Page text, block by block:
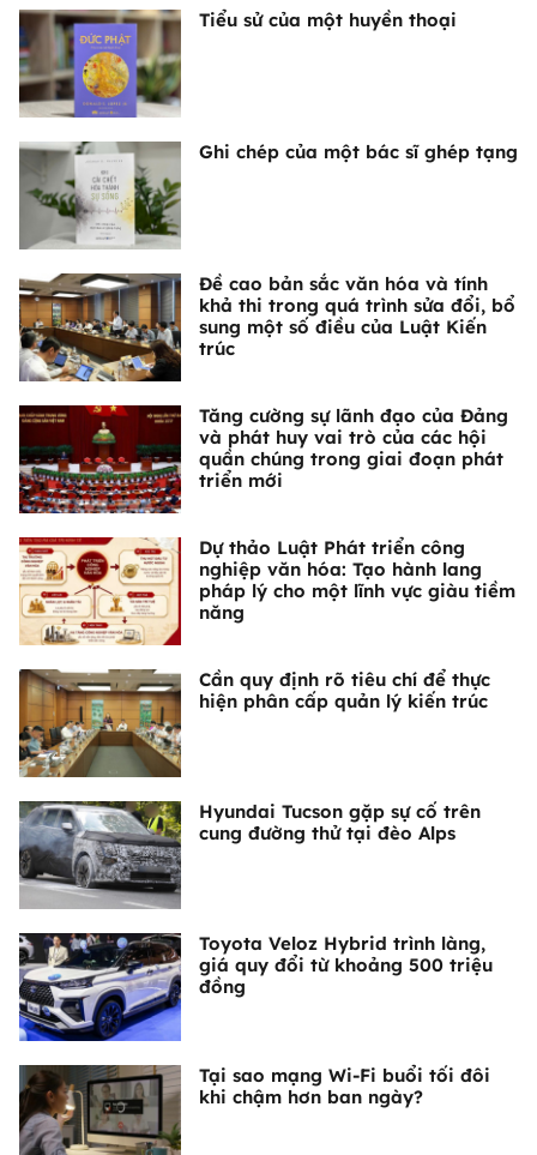
Tiểu sử của một huyền thoại
Ghi chép của một bác sĩ ghép tạng
Đề cao bản sắc văn hóa và tính
khả thi trong quá trình sửa đổi, bổ
sung một số điều của Luật Kiến
trúc
Tăng cường sự lãnh đạo của Đảng
và phát huy vai trò của các hội
quần chúng trong giai đoạn phát
triển mới
Dự thảo Luật Phát triển công
nghiệp văn hóa: Tạo hành lang
pháp lý cho một lĩnh vực giàu tiềm
năng
Cần quy định rõ tiêu chí để thực
hiện phân cấp quản lý kiến trúc
Hyundai Tucson gặp sự cố trên
cung đường thử tại đèo Alps
Toyota Veloz Hybrid trình làng,
giá quy đổi từ khoảng 500 triệu
đồng
Tại sao mạng Wi-Fi buổi tối đôi
khi chậm hơn ban ngày?